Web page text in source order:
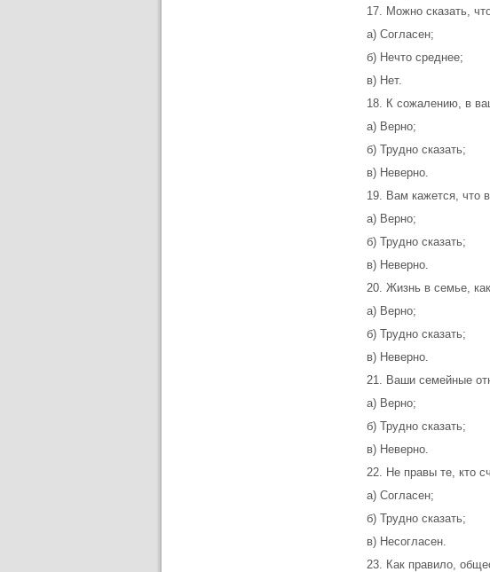
17. Можно сказать,
а) Согласен;
б) Нечто среднее;
в) Нет.
18. К сожалению, в
а) Верно;
б) Трудно сказать;
в) Неверно.
19. Вам кажется, что
а) Верно;
б) Трудно сказать;
в) Неверно.
20. Жизнь в семье,
а) Верно;
б) Трудно сказать;
в) Неверно.
21. Ваши семейные
а) Верно;
б) Трудно сказать;
в) Неверно.
22. Не правы те, кто
а) Согласен;
б) Трудно сказать;
в) Несогласен.
23. Как правило,